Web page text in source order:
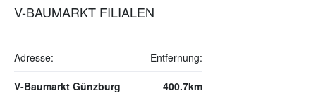
V-BAUMARKT FILIALEN
Adresse: Entfernung:
V-Baumarkt Günzburg 400.7km